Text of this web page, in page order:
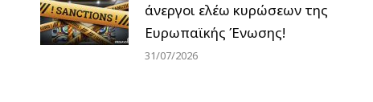
άνεργοι ελέω κυρώσεων της
Ευρωπαϊκής Ένωσης!
31/07/2026